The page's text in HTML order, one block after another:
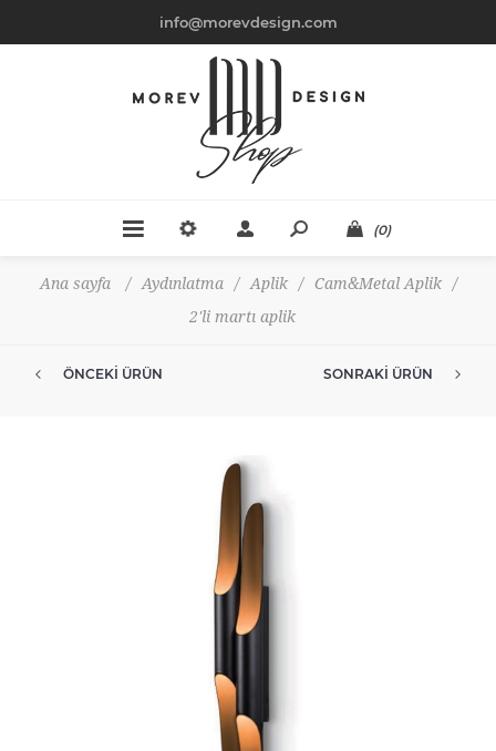
info@morevdesign.com
(0)
Ana sayfa / Aydınlatma / Aplik / Cam&Metal Aplik
/
2'li martı aplik
ÖNCEKI ÜRÜN SONRAKI ÜRÜN